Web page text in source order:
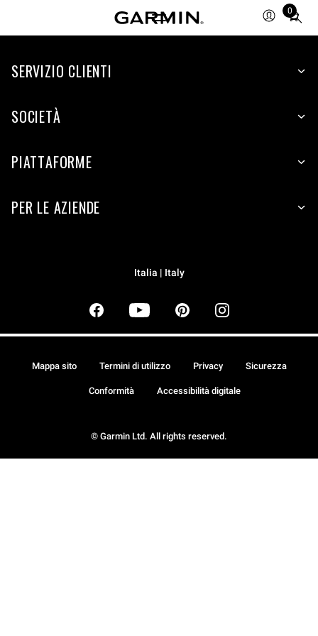
0
Total
items
cart:
SERVIZIO CLIENTI
SOCIETÀ
PIATTAFORME
PER LE AZIENDE
Italia | Italy
© Garmin Ltd. All rights reserved.
Mappa sito Termini di utilizzo Privacy Sicurezza
Conformità Accessibilità digitale